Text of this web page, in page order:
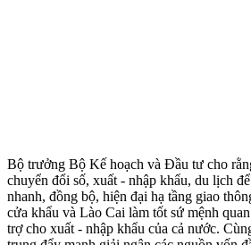
Bộ trưởng Bộ Kế hoạch và Đầu tư cho
chuyển đổi số, xuất - nhập khẩu, du lịch
nhanh, đồng bộ, hiện đại hạ tầng giao
cửa khẩu và Lào Cai làm tốt sứ mệnh
trợ cho xuất - nhập khẩu của cả nước.